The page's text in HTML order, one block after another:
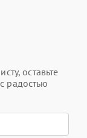
оставьте
радостью